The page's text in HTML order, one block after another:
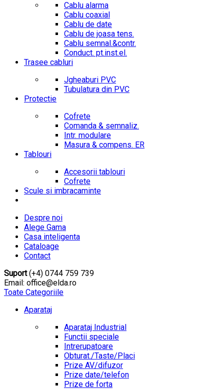
Cablu alarma
Cablu coaxial
Cablu de date
Cablu de joasa tens.
Cablu semnal.&contr.
Conduct. pt.inst.el.
Trasee cabluri
Jgheaburi PVC
Tubulatura din PVC
Protectie
Cofrete
Comanda & semnaliz.
Intr. modulare
Masura & compens. ER
Tablouri
Accesorii tablouri
Cofrete
Scule si imbracaminte
Despre noi
Alege Gama
Casa inteligenta
Cataloage
Contact
Suport(+4) 0744 759 739
Email: office@elda.ro
Toate Categoriile
Aparataj
Aparataj Industrial
Functii speciale
Intrerupatoare
Obturat./Taste/Placi
Prize AV/difuzor
Prize date/telefon
Prize de forta